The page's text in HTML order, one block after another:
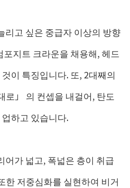
리고 싶은 중급자 이상의 방향
지트 크라운을 채용해, 헤드
이 특징입니다. 또, 2대째의
로」 의 컨셉을 내걸어, 탄도
하고 있습니다.
어가 넓고, 폭넓은 층이 취급
한 저중심화를 실현하여 비거